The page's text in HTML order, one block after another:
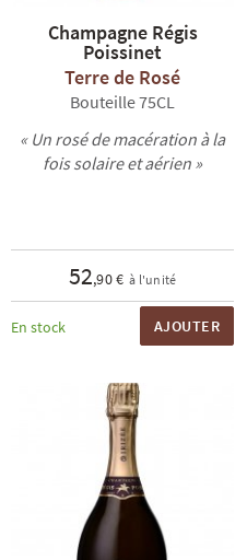
Champagne Régis
Poissinet
Terre de Rosé
Bouteille 75CL
« Un rosé de macération à la
fois solaire et aérien »
52,90 € à l'unité
En stock AJOUTER